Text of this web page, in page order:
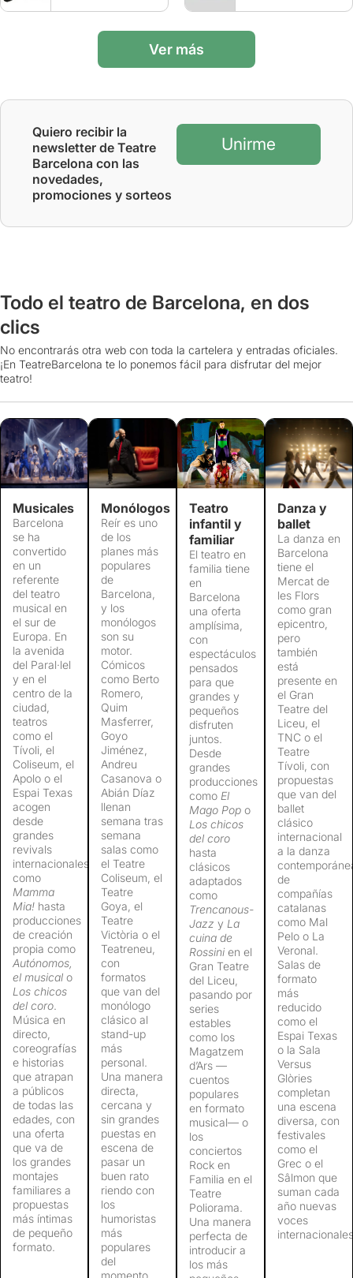
Ver más
Quiero recibir la
newsletter de Teatre
Barcelona con las
novedades,
promociones y sorteos
Unirme
Todo el teatro de Barcelona, en dos
clics
No encontrarás otra web con toda la cartelera y entradas oficiales.
¡En TeatreBarcelona te lo ponemos fácil para disfrutar del mejor
teatro!
Musicales
Barcelona
se ha
convertido
en un
referente
del teatro
musical en
el sur de
Europa. En
la avenida
del Paral·lel
y en el
centro de la
ciudad,
teatros
como el
Tívoli, el
Coliseum, el
Apolo o el
Espai Texas
acogen
desde
grandes
revivals
internacionales
como
Mamma
Mia! hasta
producciones
de creación
propia como
Autónomos,
el musical o
Los chicos
del coro
Música en
directo,
coreografías
e historias
que atrapan
a públicos
de todas las
edades, con
una oferta
que va de
los grandes
montajes
familiares a
propuestas
más íntimas
de pequeño
formato.
Monólogos
Reír es uno
de los
planes más
populares
de
Barcelona,
y los
monólogos
son su
motor.
Cómicos
como Berto
Romero,
Quim
Masferrer,
Goyo
Jiménez,
Andreu
Casanova o
Abián Díaz
llenan
semana tras
semana
salas como
el Teatre
Coliseum, el
Teatre
Goya, el
Teatre
Victòria o el
Teatreneu,
con
formatos
que van del
monólogo
clásico al
stand-up
más
personal.
Una manera
directa,
cercana y
sin grandes
puestas en
escena de
pasar un
buen rato
riendo con
los
humoristas
más
populares
del
momento.
Teatro
infantil y
familiar
El teatro en
familia tiene
en
Barcelona
una oferta
amplísima,
con
espectáculos
pensados
para que
grandes y
pequeños
disfruten
juntos.
Desde
grandes
producciones
como El
Mago Pop o
Los chicos
del coro
hasta
clásicos
adaptados
como
Trencanous-
Jazz y La
cuina de
Rossini en el
Gran Teatre
del Liceu,
pasando por
series
estables
como los
Magatzem
d’Ars —
cuentos
populares
en formato
musical— o
los
conciertos
Rock en
Familia en el
Teatre
Poliorama.
Una manera
perfecta de
introducir a
los más
Danza y
ballet
La danza en
Barcelona
tiene el
Mercat de
les Flors
como gran
epicentro,
pero
también
está
presente en
el Gran
Teatre del
Liceu, el
TNC o el
Teatre
Tívoli, con
propuestas
que van del
ballet
clásico
internacional
a la danza
de
compañías
catalanas
como Mal
Pelo o La
Veronal.
Salas de
formato
más
reducido
como el
Espai Texas
o la Sala
Versus
Glòries
completan
una escena
diversa, con
festivales
como el
Grec o el
Sâlmon que
suman cada
año nuevas
voces